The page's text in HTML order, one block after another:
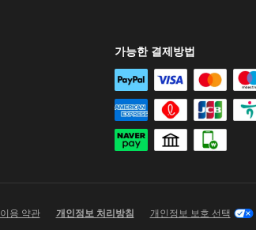
가능한 결제방법
이용 약관 개인정보 처리방침 개인정보 보호 선택